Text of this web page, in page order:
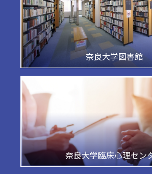
奈良大学図書館
奈良大学臨床心理セン